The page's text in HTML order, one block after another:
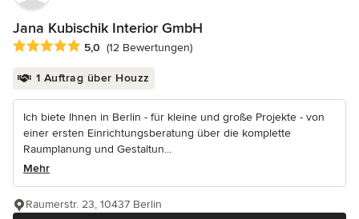
Jana Kubischik Interior GmbH
Durchschnittliche Bewertung: 5 von 5 Sternen
5,0 (12 Bewertungen)
1 Auftrag über Houzz
Ich biete Ihnen in Berlin - für kleine und große Projekte - von
einer ersten Einrichtungsberatung über die komplette
Raumplanung und Gestaltun...
Mehr
Raumerstr. 23, 10437 Berlin